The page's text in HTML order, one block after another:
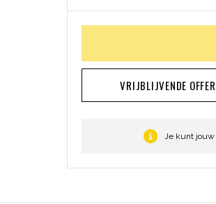
VRIJBLIJVENDE
Je kunt jouw